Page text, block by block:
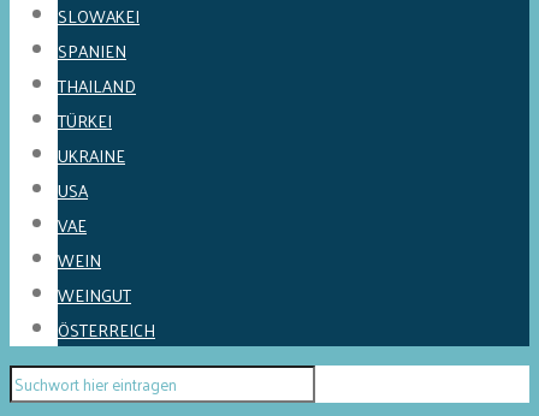
SLOWAKEI
SPANIEN
THAILAND
TÜRKEI
UKRAINE
USA
VAE
WEIN
WEINGUT
ÖSTERREICH